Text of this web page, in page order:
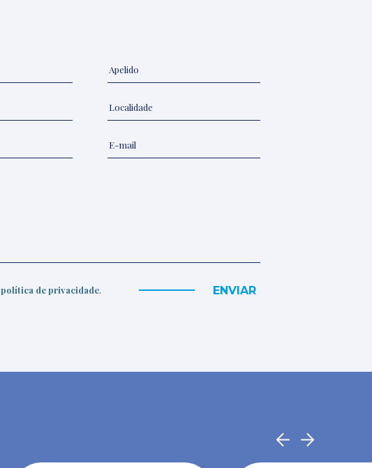
política de privacidade. ENVIAR